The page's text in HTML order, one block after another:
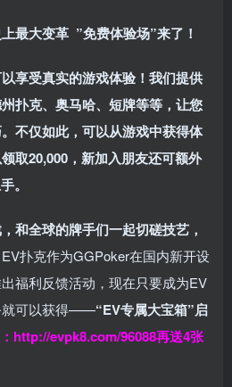
最大变革 ”免费体验场”来了！
享受真实的游戏体验！我们提供
扑克、奥马哈、短牌等等，让您
不仅如此， 可以从游戏中获得体
取20,000，新加入朋友还可额外
。
和全球的牌手们一起切磋技艺，
EV扑克作为GGPoker在国内新开设
福利反馈活动，现在只要成为EV
就可以获得——“EV专属大宝箱”启
http://evpk8.com/96088再送4张